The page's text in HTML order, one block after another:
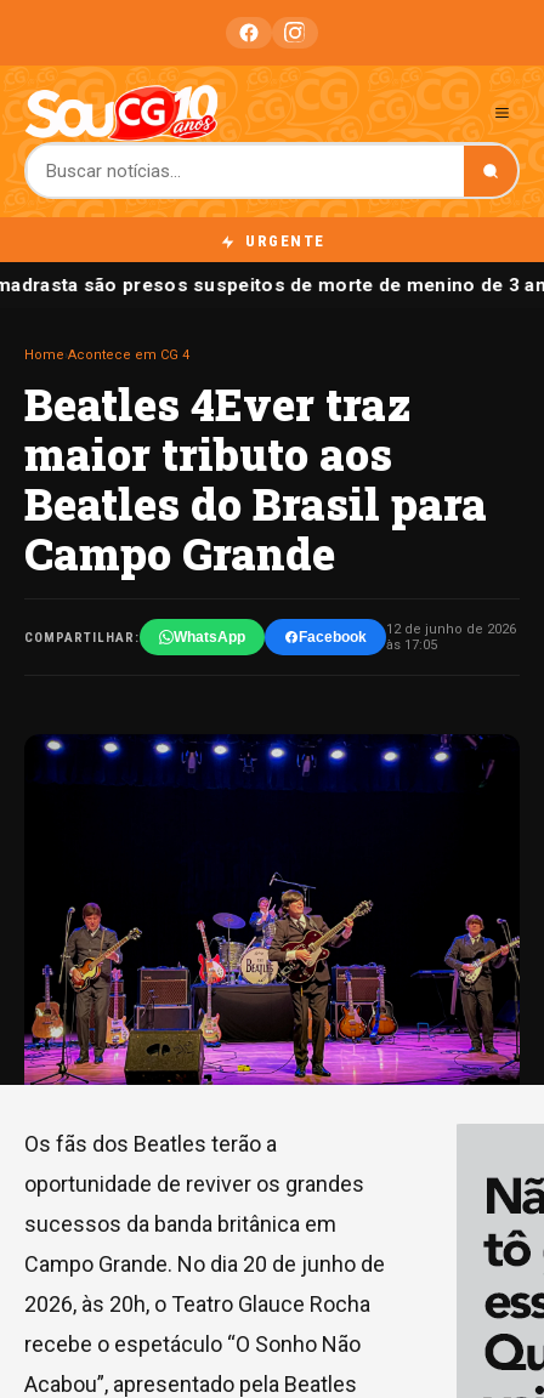
URGENTE
são presos suspeitos de morte de menino de 3
Home Acontece em CG 4
Beatles 4Ever traz
maior tributo aos
Beatles do Brasil para
Campo Grande
COMPARTILHAR: WhatsApp Facebook
12 de junho de 2026
às 17:05
Os fãs dos Beatles terão a
oportunidade de reviver os grandes
sucessos da banda britânica em
Campo Grande. No dia 20 de junho de
2026, às 20h, o Teatro Glauce Rocha
recebe o espetáculo “O Sonho Não
Acabou”, apresentado pela Beatles